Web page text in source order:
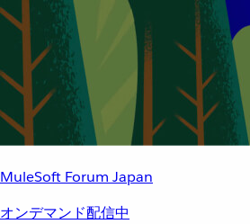
MuleSoft Forum Japan
オンデマンド配信中